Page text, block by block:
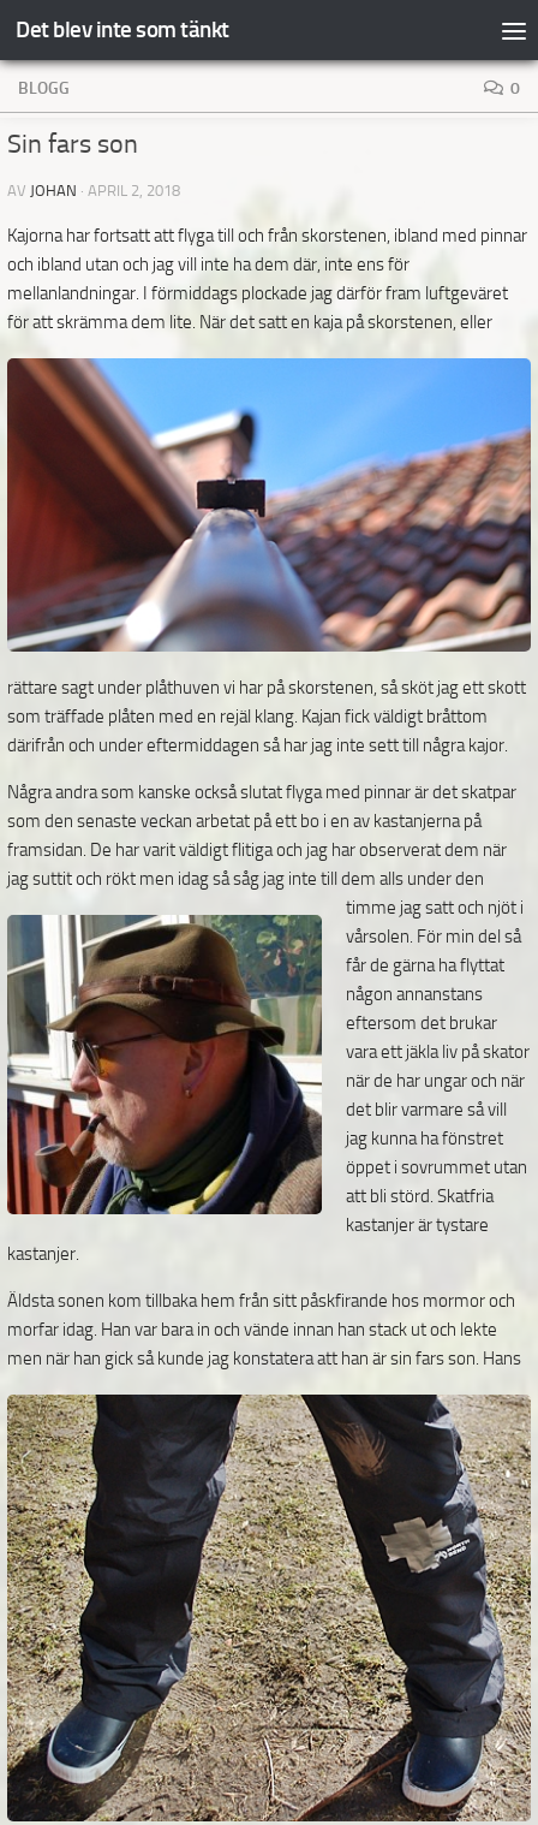
Hoppa till innehåll
Det blev inte som tänkt
BLOGG 0
Sin fars son
AV JOHAN · APRIL 2, 2018
Kajorna har fortsatt att flyga till och från skorstenen, ibland med pinnar
och ibland utan och jag vill inte ha dem där, inte ens för
mellanlandningar. I förmiddags plockade jag därför fram luftgeväret
för attskrämma dem lite. När det satt en kaja på skorstenen, eller
rättare sagt under plåthuven vi har på skorstenen, så sköt jag ett skott
som träffade plåten med en rejäl klang. Kajan fick väldigt bråttom
därifrån och under eftermiddagen så har jag inte sett till några kajor.
Några andra som kanske också slutat flyga med pinnar är det skatpar
som den senaste veckan arbetat på ett bo i en av kastanjerna på
framsidan. De har varit väldigt flitiga och jag har observerat dem när
jag suttit och rökt men idag så såg jag inte till dem alls under den
timme jag satt och njöt i
vårsolen. För min del så
får de gärna ha flyttat
någon annanstans
eftersom det brukar
vara ett jäkla liv på skator
när de har ungar och när
det blir varmare så vill
jag kunna ha fönstret
öppet i sovrummet utan
att bli störd. Skatfria
kastanjer är tystare
kastanjer.
Äldsta sonen kom tillbaka hem från sitt påskfirande hos mormor och
morfar idag. Han var bara in och vände innan han stack ut och lekte
men när han gick så kunde jag konstatera att han är sin fars son. Hans